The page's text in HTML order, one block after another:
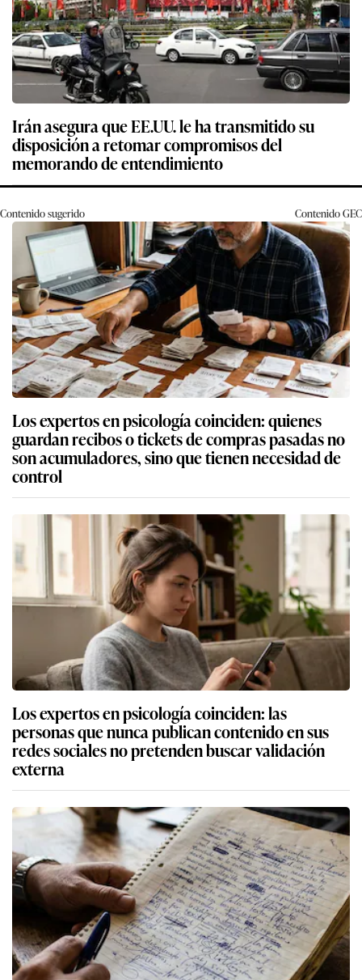
Irán asegura que EE.UU. le ha transmitido su
disposición a retomar compromisos del
memorando de entendimiento
Contenido sugerido ContenidoGEC
Los expertos en psicología coinciden: quienes
guardan recibos o tickets de compras pasadas no
son acumuladores, sino que tienen necesidad de
control
Los expertos en psicología coinciden: las
personas que nunca publican contenido en sus
redes sociales no pretenden buscar validación
externa